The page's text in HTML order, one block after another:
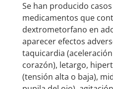
Se han producido
medicamentos que
dextrometorfano en
aparecer efectos
taquicardia
corazón), letargo,
(tensión alta o baja),